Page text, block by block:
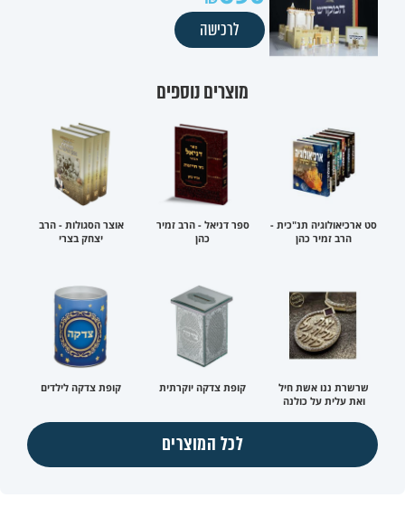
לרכישה
מוצרים נוספים
סט ארכיאולוגיה תנ"כית -
הרב זמיר כהן
ספר דניאל - הרב זמיר
כהן
אוצר הסגולות - הרב
יצחק בצרי
שרשרת ננו אשת חיל
ואת עלית על כולנה
קופת צדקה יוקרתית קופת צדקה לילדים
לכל המוצרים